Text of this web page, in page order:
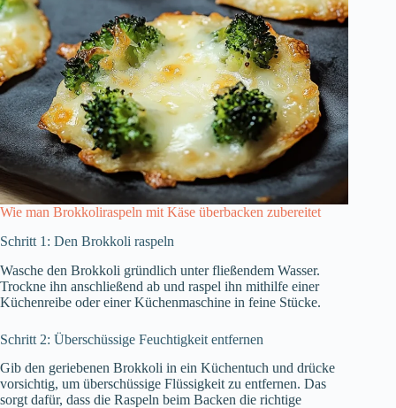
Wie man Brokkoliraspeln mit Käse überbacken zubereitet
Schritt 1: Den Brokkoli raspeln
Wasche den Brokkoli gründlich unter fließendem Wasser.
Trockne ihn anschließend ab und raspel ihn mithilfe einer
Küchenreibe oder einer Küchenmaschine in feine Stücke.
Schritt 2: Überschüssige Feuchtigkeit entfernen
Gib den geriebenen Brokkoli in ein Küchentuch und drücke
vorsichtig, um überschüssige Flüssigkeit zu entfernen. Das
sorgt dafür, dass die Raspeln beim Backen die richtige